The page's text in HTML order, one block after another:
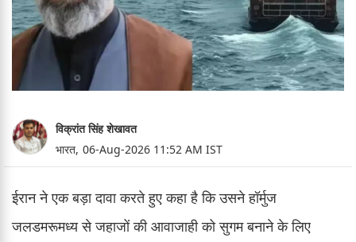
विक्रांत सिंह शेखावत
भारत, 06-Aug-2026 11:52 AM IST
ईरान ने एक बड़ा दावा करते हुए कहा है कि उसने हॉर्मुज
जलडमरूमध्य से जहाजों की आवाजाही को सुगम बनाने के लिए